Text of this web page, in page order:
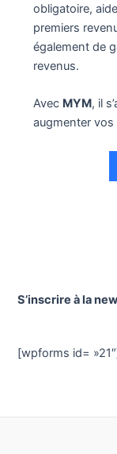
obligatoire,
premiers
également de
revenus.
Avec MYM, il
augmenter vos
S’inscrire à la
[wpforms id=